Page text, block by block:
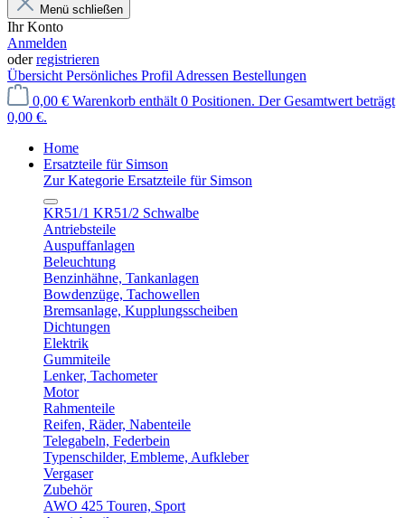
Menü schließen
Ihr Konto
Anmelden
oderregistrieren
Übersicht Persönliches Profil Adressen Bestellungen
0,00 € Warenkorb enthält 0 Positionen. Der Gesamtwert beträgt
0,00 €.
Home
Ersatzteile für Simson
Zur Kategorie Ersatzteile für Simson
KR51/1 KR51/2 Schwalbe
Antriebsteile
Auspuffanlagen
Beleuchtung
Benzinhähne, Tankanlagen
Bowdenzüge, Tachowellen
Bremsanlage, Kupplungsscheiben
Dichtungen
Elektrik
Gummiteile
Lenker, Tachometer
Motor
Rahmenteile
Reifen, Räder, Nabenteile
Telegabeln, Federbein
Typenschilder, Embleme, Aufkleber
Vergaser
Zubehör
AWO 425 Touren, Sport